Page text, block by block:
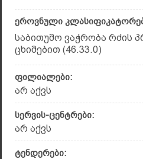
ეროვნული
საბითუმო ვაჭრობა რძის
ცხიმებით (46.33.0)
ფილიალები:
არ აქვს
სერვის-ცენტრები:
არ აქვს
ტენდერები: